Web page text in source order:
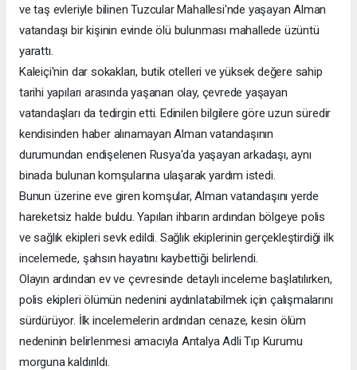
ve taş evleriyle bilinen Tuzcular Mahallesi'nde yaşayan Alman
vatandaşı bir kişinin evinde ölü bulunması mahallede üzüntü
yarattı.
Kaleiçi'nin dar sokakları, butik otelleri ve yüksek değere sahip
tarihi yapıları arasında yaşanan olay, çevrede yaşayan
vatandaşları da tedirgin etti. Edinilen bilgilere göre uzun süredir
kendisinden haber alınamayan Alman vatandaşının
durumundan endişelenen Rusya'da yaşayan arkadaşı, aynı
binada bulunan komşularına ulaşarak yardım istedi.
Bunun üzerine eve giren komşular, Alman vatandaşını yerde
hareketsiz halde buldu. Yapılan ihbarın ardından bölgeye polis
ve sağlık ekipleri sevk edildi. Sağlık ekiplerinin gerçekleştirdiği ilk
incelemede, şahsın hayatını kaybettiği belirlendi.
Olayın ardından ev ve çevresinde detaylı inceleme başlatılırken,
polis ekipleri ölümün nedenini aydınlatabilmek için çalışmalarını
sürdürüyor. İlk incelemelerin ardından cenaze, kesin ölüm
nedeninin belirlenmesi amacıyla Antalya Adli Tıp Kurumu
morguna kaldırıldı.